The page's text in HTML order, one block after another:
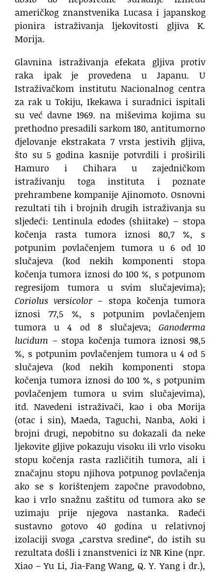
američkog znanstvenika Lucasa i japanskog
pionira istraživanja ljekovitosti gljiva K.
Morija.
Glavnina istraživanja efekata gljiva protiv
raka ipak je provedena u Japanu. U
Istraživačkom institutu Nacionalnog centra
za rak u Tokiju, Ikekawa i suradnici ispitali
su već davne 1969. na miševima kojima su
prethodno presadili sarkom 180, antitumorno
djelovanje ekstrakata 7 vrsta jestivih gljiva,
što su 5 godina kasnije potvrdili i proširili
Hamuro i Chihara u zajedničkom
istraživanju toga instituta i poznate
prehrambene kompanije Ajinomoto. Osnovni
rezultati tih i brojnih drugih istraživanja su
sljedeći: Lentinula edodes (shiitake) – stopa
kočenja rasta tumora iznosi 80,7 %, s
potpunim povlačenjem tumora u 6 od 10
slučajeva (kod nekih komponenti stopa
kočenja tumora iznosi do 100 %, s potpunom
regresijom tumora u svim slučajevima);
Coriolus versicolor– stopa kočenja tumora
iznosi 77,5 %, s potpunim povlačenjem
tumora u 4 od 8 slučajeva; Ganoderma
lucidum – stopa kočenja tumora iznosi 98,5
%, s potpunim povlačenjem tumora u 4 od 5
slučajeva (kod nekih komponenti stopa
kočenja tumora iznosi do 100 %, s potpunim
povlačenjem tumora u svim slučajevima),
itd. Navedeni istraživači, kao i oba Morija
(otac i sin), Maeda, Taguchi, Nanba, Aoki i
brojni drugi, nepobitno su dokazali da neke
ljekovite gljive pokazuju visoku ili vrlo visoku
stopu kočenja rasta različitih tumora, ali i
značajnu stopu njihova potpunog povlačenja
ako se s korištenjem započne pravodobno,
kao i vrlo snažnu zaštitu od tumora ako se
uzimaju prije njegova nastanka. Radeći
sustavno gotovo 40 godina u relativnoj
izolaciji svoga „carstva sredine“, do istih su
rezultata došli i znanstvenici iz NR Kine (npr.
Xiao – Yu Li, Jia-Fang Wang, Q. Y. Yang i dr.),